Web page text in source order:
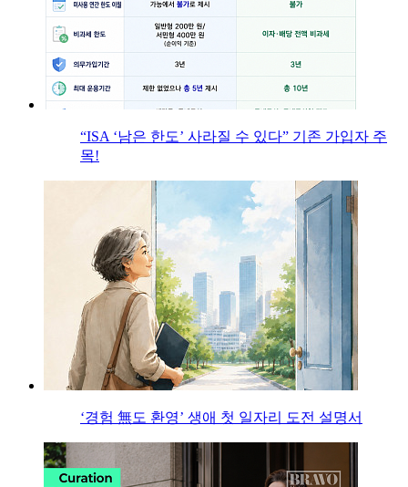
“ISA ‘남은 한도’ 사라질 수 있다” 기존 가입자 주
목!
‘경험 無도 환영’ 생애 첫 일자리 도전 설명서